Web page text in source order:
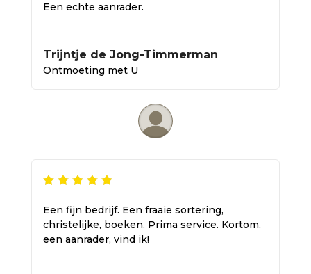
Een echte aanrader.
Trijntje de Jong-Timmerman
Ontmoeting met U
Een fijn bedrijf. Een fraaie sortering,
christelijke, boeken. Prima service. Kortom,
een aanrader, vind ik!